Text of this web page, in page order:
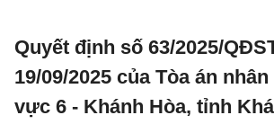
Quyết định số 63/2025/
19/09/2025 của Tòa án
vực 6 - Khánh Hòa, tỉnh